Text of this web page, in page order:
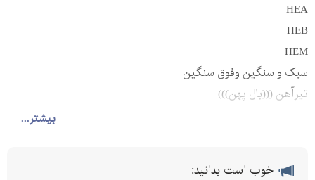
بیشتر...
HEA
HEB
HEM
سبک و سنگین وفوق سنگین
تیرآهن (((بال پهن)))
انواع ریل صنعتی ریل معدنی ریل جرثقیلی ریل
خوب است بدانید: